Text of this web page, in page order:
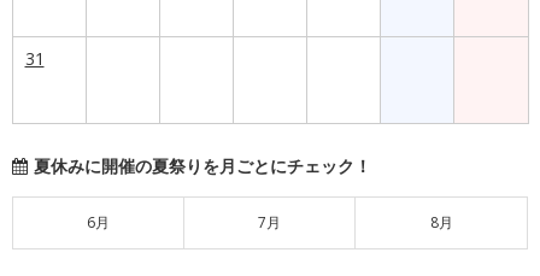
31
夏休みに開催の夏祭りを月ごとにチェック！
6月 7月 8月